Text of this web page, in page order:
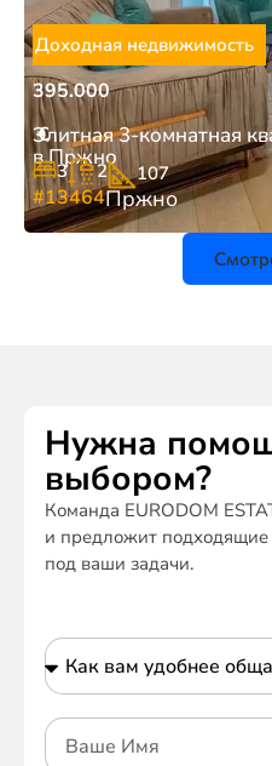
395.000
€
Элитная 3-комнатная
в Пржно
3 2 107
#13464Пржно
Доходная недвижимость
Нужна
выбором?
Команда EURODOM
и предложит
под ваши задачи.